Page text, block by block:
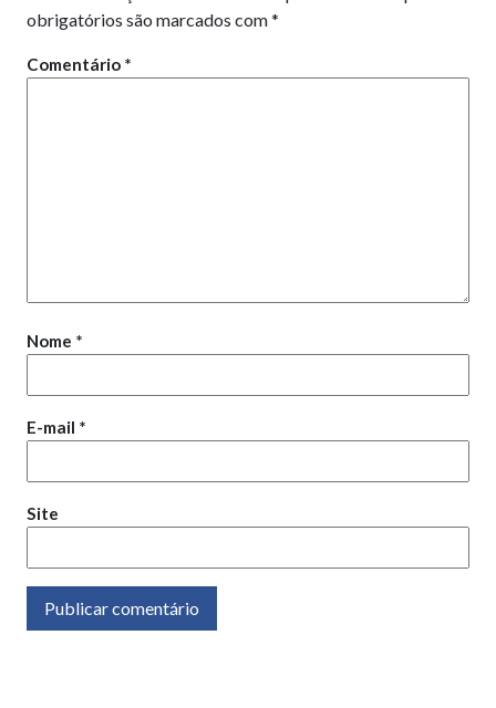
obrigatórios são marcados com*
Comentário *
Nome *
E-mail *
Site